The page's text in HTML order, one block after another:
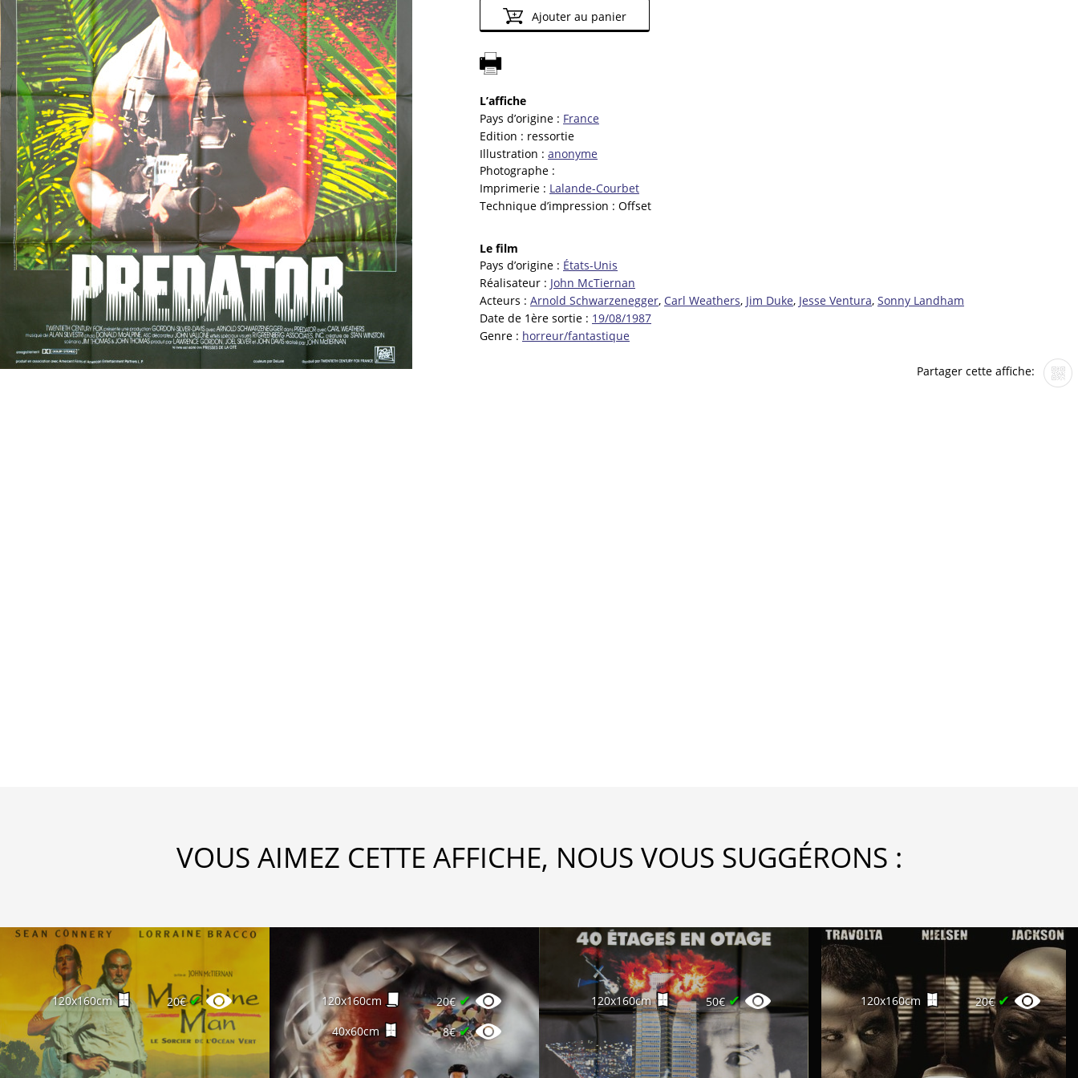
Ajouter au panier
L’affiche
Pays d’origine : France
Edition : ressortie
Illustration : anonyme
Photographe :
Imprimerie : Lalande-Courbet
Technique d’impression : Offset
Le film
Pays d’origine : États-Unis
Réalisateur : John McTiernan
Acteurs : Arnold Schwarzenegger, Carl Weathers, Jim Duke, Jesse Ventura, Sonny Landham
Date de 1ère sortie : 19/08/1987
Genre : horreur/fantastique
Partager cette affiche:
VOUS AIMEZ CETTE AFFICHE, NOUS VOUS SUGGÉRONS :
120x160cm 20€✔ 120x160cm 20€✔
40x60cm 8€✔
120x160cm 50€✔ 120x160cm 20€ ✔